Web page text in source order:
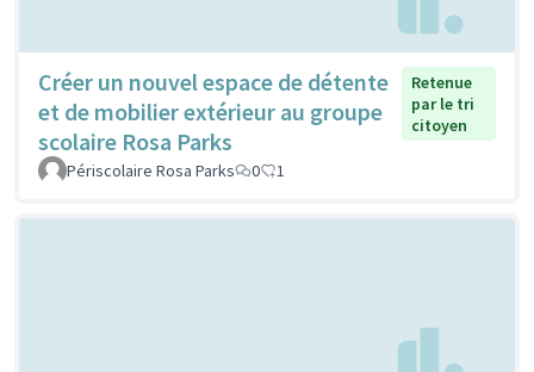
Créer un nouvel espace de détente
et de mobilier extérieur au groupe
scolaire Rosa Parks
Retenue
par le tri
citoyen
Périscolaire Rosa Parks 0 1